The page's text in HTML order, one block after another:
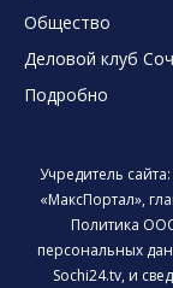
Общество
Деловой клуб
Подробно
Учредитель
«МаксПортал»,
Политика
персональных
Sochi24.tv, и